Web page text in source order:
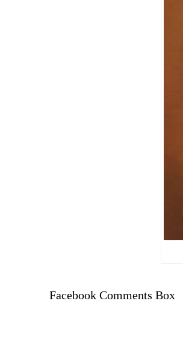
Facebook Comments Box